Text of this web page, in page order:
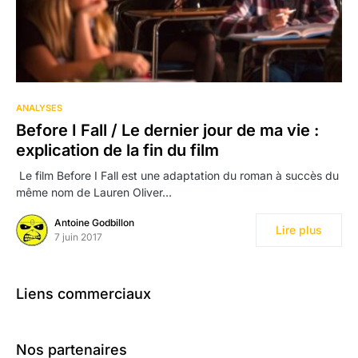
ANALYSES
Before I Fall / Le dernier jour de ma vie :
explication de la fin du film
Le film Before I Fall est une adaptation du roman à succès du
même nom de Lauren Oliver…
Antoine Godbillon
7 juin 2017
Lire plus
Liens commerciaux
Nos partenaires